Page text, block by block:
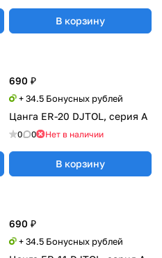
В корзину
690 ₽
+ 34.5 Бонусных рублей
Цанга ER-20 DJTOL, серия А
0 0 Нет в наличии
В корзину
690 ₽
+ 34.5 Бонусных рублей